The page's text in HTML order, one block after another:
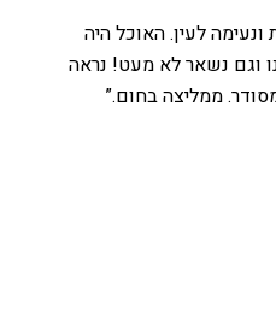
לעין. האוכל היה
וגם נשאר לא מעט! נראה
ממליצה בחום.”